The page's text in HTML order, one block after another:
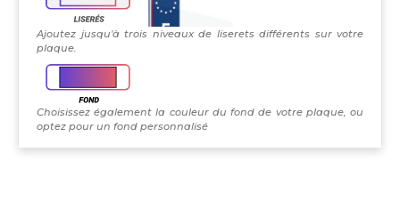
Ajoutez jusqu'à trois niveaux de liserets différents sur votre
plaque.
Choisissez également la couleur du fond de votre plaque, ou
optez pour un fond personnalisé